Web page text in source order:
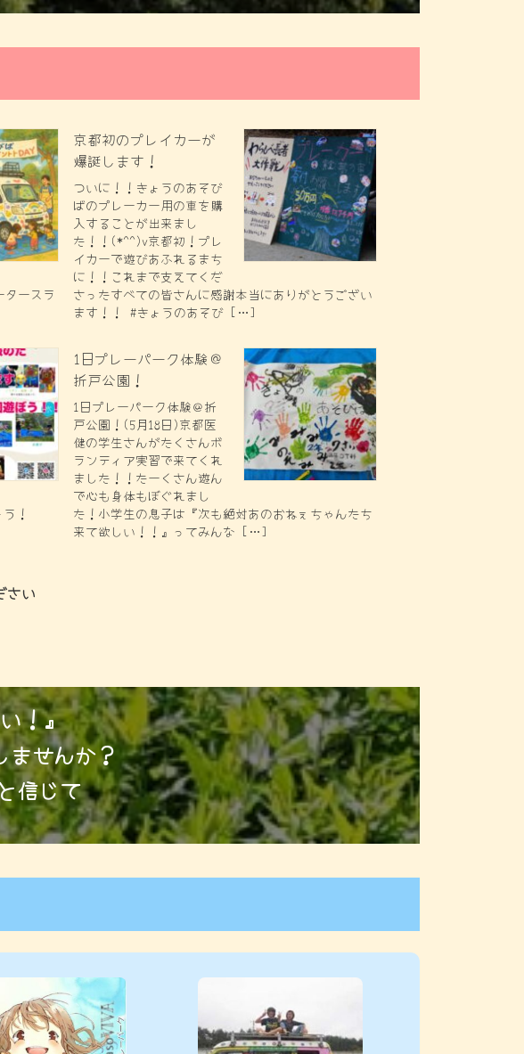
タースラ
京都初のプレイカーが
爆誕します！
ついに！！きょうのあそび
ばのプレーカー用の車を購
入することが出来まし
た！！(*^^)v京都初！プレ
イカーで遊びあふれるまち
に！！これまで支えてくだ
さったすべての皆さんに感謝本当にありがとうござい
ます！！ #きょうのあそび […]
！
1日プレーパーク体験＠
折戸公園！
1日プレーパーク体験＠折
戸公園！(5月18日)京都医
健の学生さんがたくさんボ
ランティア実習で来てくれ
ました！！たーくさん遊ん
で心も身体もぼぐれまし
た！小学生の息子は『次も絶対あのおねぇちゃんたち
来て欲しい！！』ってみんな […]
さい
！』
ませんか？
信じて